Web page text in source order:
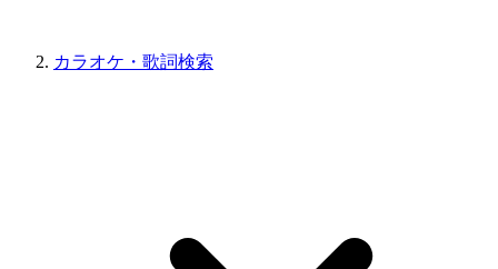
カラオケ・歌詞検索